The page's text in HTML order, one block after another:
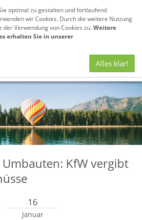
KfW vergibt
16
Januar
optimal zu gestalten und fortlaufend
wir Cookies. Durch die weitere Nutzung
Verwendung von Cookies zu.Weitere
erhalten Sie in unserer
Alles klar!